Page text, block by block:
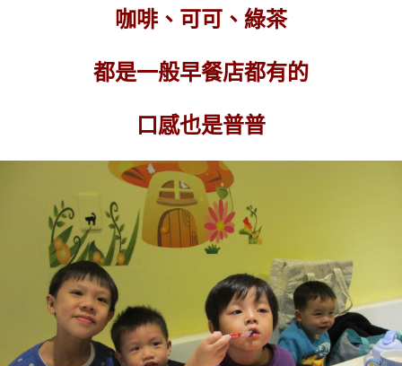
咖啡、可可、綠茶
都是一般早餐店都有的
口感也是普普